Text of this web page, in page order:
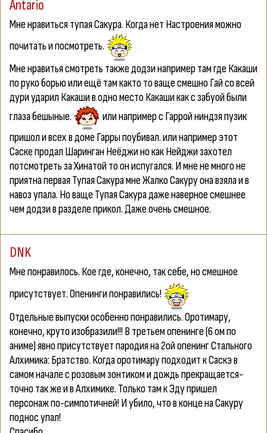
Antario
Мне нравиться тупая Сакура. Когда нет Настроения можно
почитать и посмотреть.
Мне нравитья смотреть также додзи например там где Какаши
по руко борью или ещё там както то ваще смешно Гай со всей
дури ударил Какаши в одно место Какаши как с забуой были
глаза бешыные.
или например с Гаррой ниндзя пузик
пришол и всех в доме Гарры поубивал. или например этот
Саске продал Шаринган Неёджи но как Нейджи захотел
потсмотреть за Хинатой то он испугался. И мне не много не
приятна первая Тупая Сакура мне Жалко Сакуру она взяла и в
навоз упала. Но ваще Тупая Сакура даже наверное смешнее
чем додзи в разделе прикол. Даже очень смешное.
DNK
Мне понравилось. Кое где, конечно, так себе, но смешное
присутствует. Опенинги понравились!
Отдельные выпуски особенно понравились. Оротимару,
конечно, круто изобразили!!! В третьем опенинге (6 ом по
аниме) явно присутствует пародия на 2ой опенинг Стального
Алхимика: Братство. Когда оротимару подходит к Саскэ в
самом начале с розовым зонтиком и дождь прекращается-
точно так же и в Алхимике. Только там к Эду пришел
персонаж по-симпотичней! И убило, что в конце на Сакуру
поднос упал!